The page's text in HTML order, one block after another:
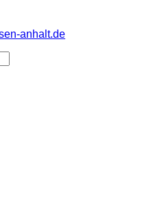
anhalt.de